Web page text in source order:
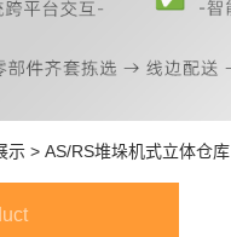
示 > AS/RS堆垛机式立体仓库